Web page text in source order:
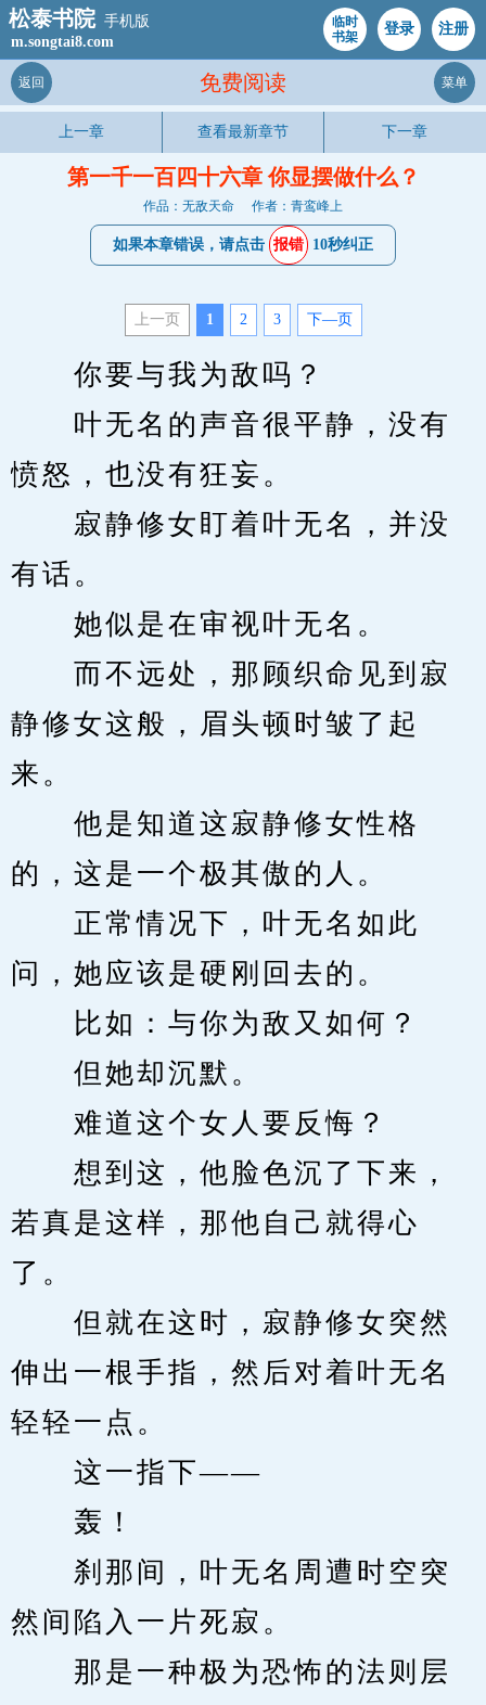
松泰书院 手机版
m.songtai8.com
临时
书架
登录 注册
免费阅读
返回 菜单
上一章 查看最新章节 下一章
第一千一百四十六章 你显摆做什么？
作品：无敌天命 作者：青鸾峰上
如果本章错误，请点击 报错 10秒纠正
上一页 1 2 3 下—页
你要与我为敌吗？
叶无名的声音很平静，没有
愤怒，也没有狂妄。
寂静修女盯着叶无名，并没
有话。
她似是在审视叶无名。
而不远处，那顾织命见到寂
静修女这般，眉头顿时皱了起
来。
他是知道这寂静修女性格
的，这是一个极其傲的人。
正常情况下，叶无名如此
问，她应该是硬刚回去的。
比如：与你为敌又如何？
但她却沉默。
难道这个女人要反悔？
想到这，他脸色沉了下来，
若真是这样，那他自己就得心
了。
但就在这时，寂静修女突然
伸出一根手指，然后对着叶无名
轻轻一点。
这一指下——
轰！
刹那间，叶无名周遭时空突
然间陷入一片死寂。
那是一种极为恐怖的法则层